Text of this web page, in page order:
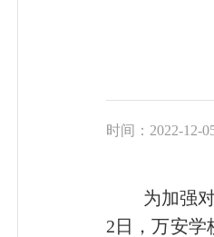
时间：2022-12-
为加强对
2日，万安学